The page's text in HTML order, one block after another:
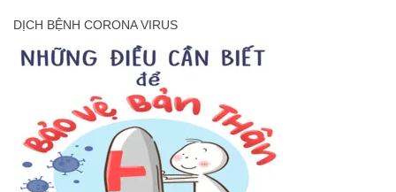
DỊCH BỆNH CORONA VIRUS